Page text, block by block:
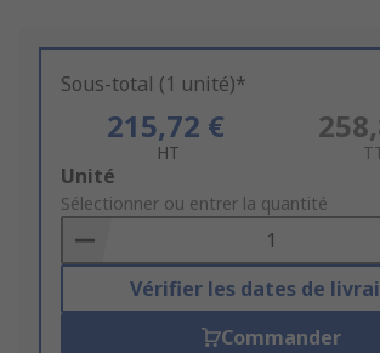
Sous-total (1 unité)*
215,72 €
HT
Add
to
Basket
Unité
Sélectionner ou entrer la quantité
Vérifier les dates de
Commander